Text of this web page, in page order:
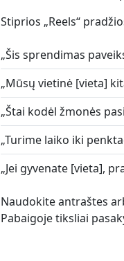
Stiprios „Reels“
„Šis sprendimas
„Mūsų vietinė [vieta]
„Štai kodėl žmonės
„Turime laiko iki
„Jei gyvenate [vieta],
Naudokite antraštes
Pabaigoje tiksliai